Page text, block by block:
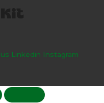
Linkedin Instagram